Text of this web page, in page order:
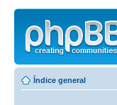
Índice general